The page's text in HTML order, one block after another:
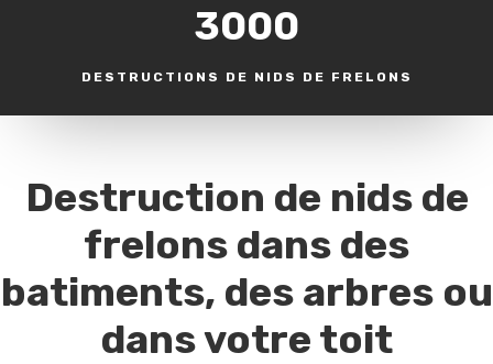
3000
DESTRUCTIONS DE NIDS DE FRELONS
Destruction de nids de
frelons dans des
batiments, des arbres ou
dans votre toit